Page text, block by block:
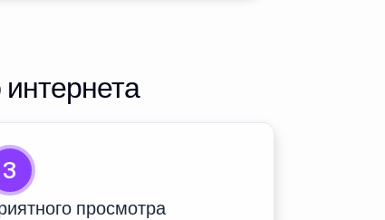
3
просмотра